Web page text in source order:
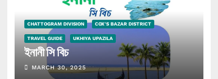
CHATTOGRAM DIVISION COX'S BAZAR DISTRICT
TRAVEL GUIDE UKHIYA UPAZILA
ইনানী সি বিচ
MARCH 30, 2025